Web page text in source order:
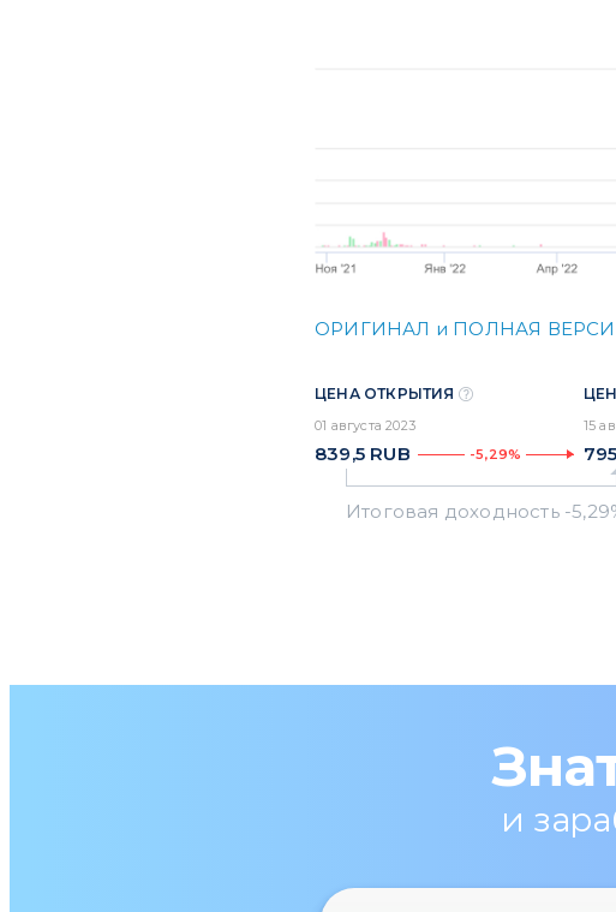
ОРИГИНАЛ и ПОЛНАЯ
ЦЕНА ОТКРЫТИЯ
01 августа 2023
839,5 RUB -5,29%
15
и